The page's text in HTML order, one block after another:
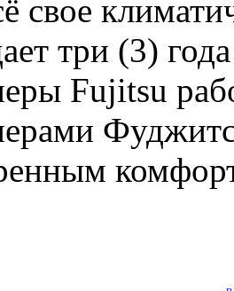
свое
три (3)
Fujitsu